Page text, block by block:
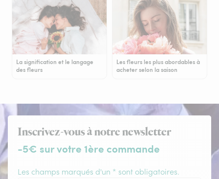
La signification et le langage
des fleurs
Les fleurs les plus abordables à
acheter selon la saison
Inscrivez-vous à notre newsletter
-5€ sur votre 1ère commande
Les champs marqués d'un * sont obligatoires.